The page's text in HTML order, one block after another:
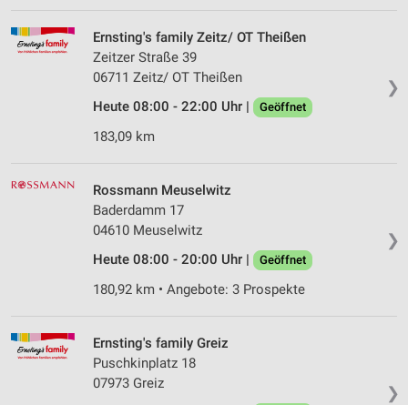
❯
Ernsting's family Zeitz/ OT Theißen
Zeitzer Straße 39
06711 Zeitz/ OT Theißen
Heute 08:00 - 22:00 Uhr |
Geöffnet
183,09 km
❯
Rossmann Meuselwitz
Baderdamm 17
04610 Meuselwitz
Heute 08:00 - 20:00 Uhr |
Geöffnet
180,92 km • Angebote: 3 Prospekte
❯
Ernsting's family Greiz
Puschkinplatz 18
07973 Greiz
Erstellung von Profilen für personalisierte
Werbung
Verwendung von Profilen zur Auswahl
personalisierter Werbung
Erstellung von Profilen zur Personalisierung
Verwendung von Profilen zur Auswahl
personalisierter Inhalte
Messung der Performance von Inhalten
Kombinationen von Daten aus verschiedenen
Quellen
Entwicklung und Verbesserung der Angebote